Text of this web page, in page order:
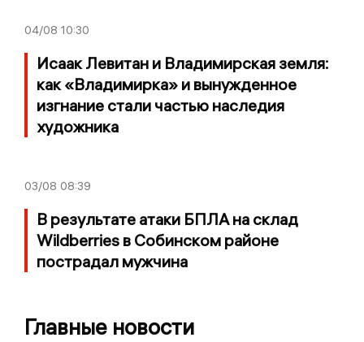
04/08 10:30
Исаак Левитан и Владимирская земля:
как «Владимирка» и вынужденное
изгнание стали частью наследия
художника
03/08 08:39
В результате атаки БПЛА на склад
Wildberries в Собинском районе
пострадал мужчина
Главные новости